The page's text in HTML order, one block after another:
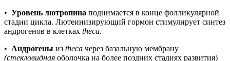
• Уровень лютропина поднимается в конце фолликулярной
стадии цикла. Лютеинизирующий гормон стимулирует синтез
андрогенов в клетках theca.
• Андрогены из theca через базальную мембрану
(стекловидная оболочка на более поздних стадиях развития)